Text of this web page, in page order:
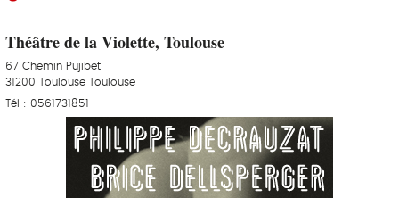
Théâtre de la Violette, Toulouse
67 Chemin Pujibet
31200 Toulouse Toulouse
Tél : 0561731851